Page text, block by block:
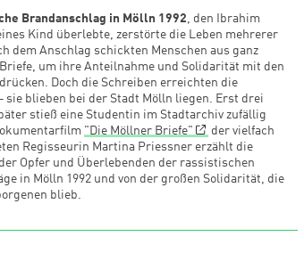
Brandanschlag in Mölln 1992, den Ibrahim
Kind überlebte, zerstörte die Leben mehrerer
dem Anschlag schickten Menschen aus ganz
um ihre Anteilnahme und Solidarität mit den
Doch die Schreiben erreichten die
sie blieben bei der Stadt Mölln liegen. Erst drei
stieß eine Studentin im Stadtarchiv zufällig
"Die Möllner Briefe"
der vielfach
Regisseurin Martina Priessner erzählt die
Opfer und Überlebenden der rassistischen
in Mölln 1992 und von der großen Solidarität, die
blieb.